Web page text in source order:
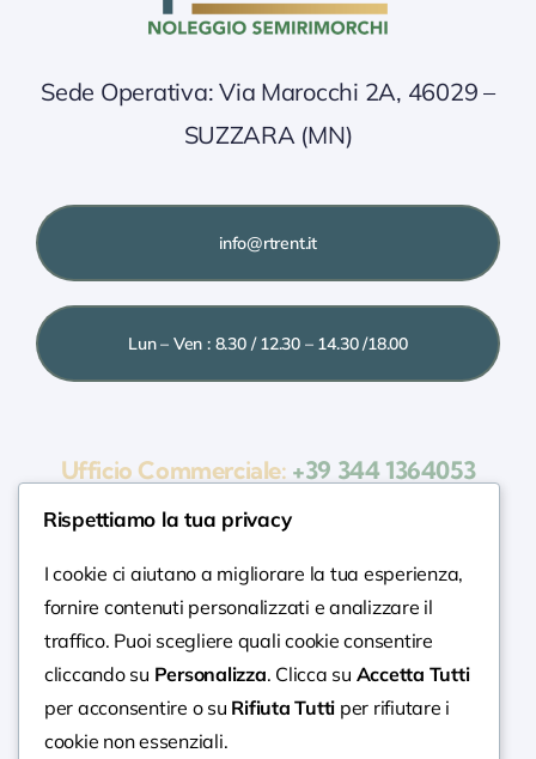
Sede Operativa: Via Marocchi 2A, 46029 –
SUZZARA (MN)
info@rtrent.it
Lun – Ven : 8.30 / 12.30 – 14.30 /18.00
Ufficio Commerciale: +39 344 1364053
Assistenza:+39 340 2337911
Amministrazione:+39 0376 1506282
Rispettiamo la tua privacy
I cookie ci aiutano a migliorare la tua esperienza,
fornire contenuti personalizzati e analizzare il
traffico. Puoi scegliere quali cookie consentire
cliccando su Personalizza. Clicca su Accetta Tutti
per acconsentire o su Rifiuta Tutti per rifiutare i
cookie non essenziali.